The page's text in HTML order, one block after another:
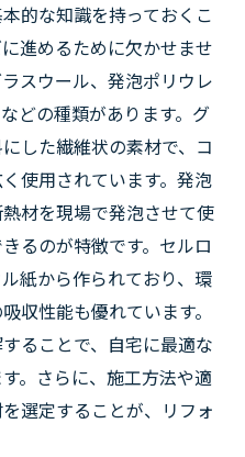
られる快適性の向上
める方法
を感じられる具体例
る家族の健康増進
いを目指す断熱リフォ
住環境の変化
を検討する際の注意点
工業者選びのポイント
類と手続き
知っておくべき知識
の注意点
的な知識を持っておくこ
進めるために欠かせませ
スウール、発泡ポリウレ
どの種類があります。グ
した繊維状の素材で、コ
使用されています。発泡
材を現場で発泡させて使
るのが特徴です。セルロ
紙から作られており、環
収性能も優れています。
ることで、自宅に最適な
。さらに、施工方法や適
選定することが、リフォ